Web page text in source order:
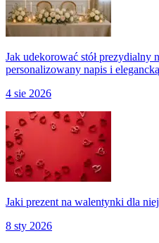
Jak udekorować stół prezydialny
personalizowany napis i
4 sie 2026
Jaki prezent na walentynki dla
8 sty 2026